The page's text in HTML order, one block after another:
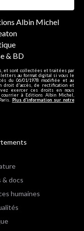
Albin Michel
& BD
et sont collectées et traitées par
au format digital si vous le
du 06/01/1978 modifiée et au
droit d'accès, de rectification et
exercer ces droits en nous
courrier à Editions Albin Michel,
Plus d’information sur notre
& docs
humaines